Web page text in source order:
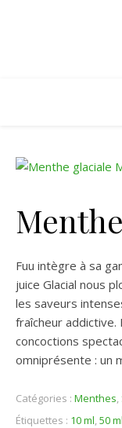
Fuu intègre à sa
juice Glacial nous
les saveurs
fraîcheur addictive.
concoctions
omniprésente : un
Catégories : Menthes,
Étiquettes : 10 ml,50 ml